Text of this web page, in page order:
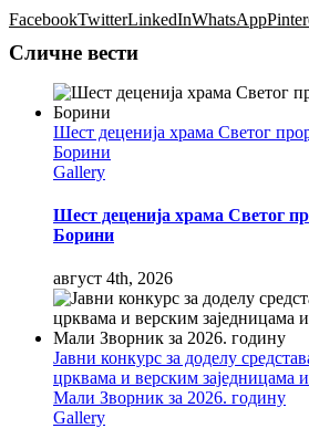
FacebookTwitterLinkedInWhatsApp
Сличне вести
Шест деценија храма Светог
Борини
Gallery
Шест деценија храма Светог
Борини
август 4th, 2026
Јавни конкурс за доделу
црквама и верским заједницама
Мали Зворник за 2026. годину
Gallery